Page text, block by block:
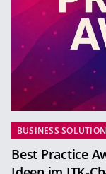
BUSINESS
Best Practice